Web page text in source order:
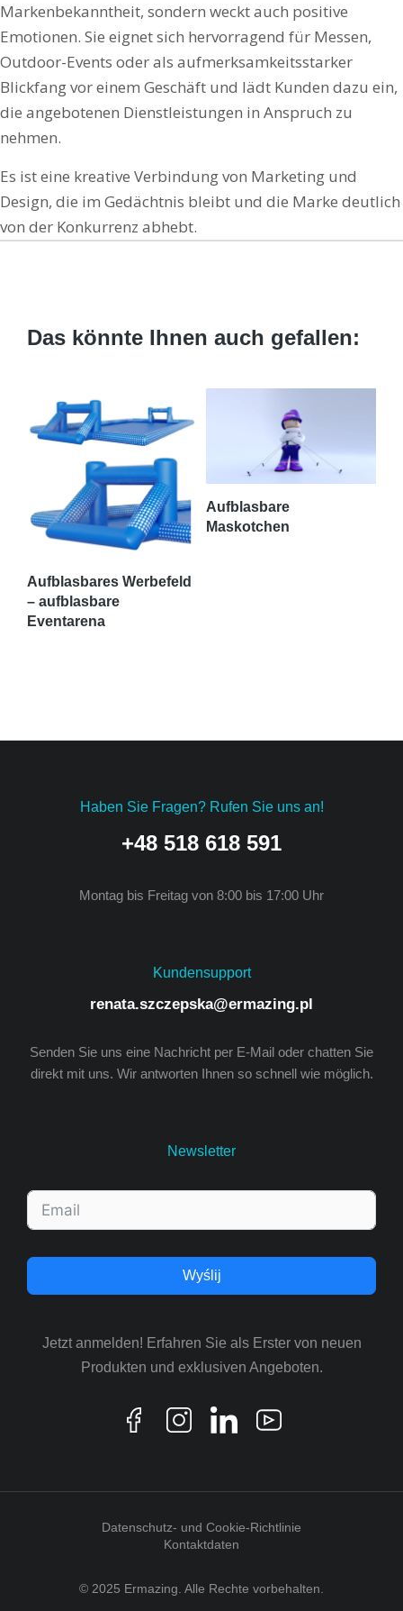
Markenbekanntheit, sondern weckt auch positive
Emotionen. Sie eignet sich hervorragend für Messen,
Outdoor-Events oder als aufmerksamkeitsstarker
Blickfang vor einem Geschäft und lädt Kunden dazu ein,
die angebotenen Dienstleistungen in Anspruch zu
nehmen.
Es ist eine kreative Verbindung von Marketing und
Design, die im Gedächtnis bleibt und die Marke deutlich
von der Konkurrenz abhebt.
Das könnte Ihnen auch gefallen:
Aufblasbares Werbefeld
– aufblasbare
Eventarena
Aufblasbare
Maskotchen
Haben Sie Fragen? Rufen Sie uns an!
+48 518 618 591
Montag bis Freitag von 8:00 bis 17:00 Uhr
Kundensupport
renata.szczepska@ermazing.pl
Senden Sie uns eine Nachricht per E-Mail oder chatten Sie
direkt mit uns. Wir antworten Ihnen so schnell wie möglich.
Newsletter
Wyślij
Jetzt anmelden! Erfahren Sie als Erster von neuen
Produkten und exklusiven Angeboten.
© 2025 Ermazing. Alle Rechte vorbehalten.
Datenschutz- und Cookie-Richtlinie
Kontaktdaten